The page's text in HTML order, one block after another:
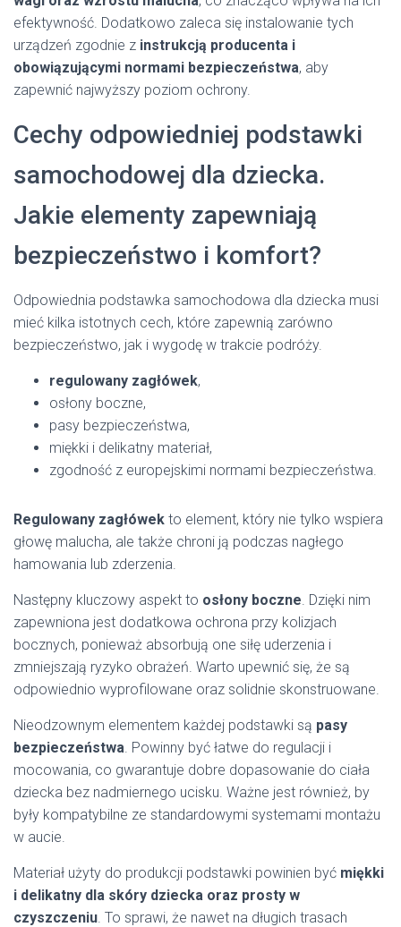
efektywność. Dodatkowo zaleca się instalowanie tych
urządzeń zgodnie z instrukcją producenta i
obowiązującymi normami bezpieczeństwa, aby
zapewnić najwyższy poziom ochrony.
Cechy odpowiedniej podstawki
samochodowej dla dziecka.
Jakie elementy zapewniają
bezpieczeństwo i komfort?
Odpowiednia podstawka samochodowa dla dziecka musi
mieć kilka istotnych cech, które zapewnią zarówno
bezpieczeństwo, jak i wygodę w trakcie podróży.
regulowany zagłówek,
osłony boczne,
pasy bezpieczeństwa,
miękki i delikatny materiał,
zgodność z europejskimi normami bezpieczeństwa.
Regulowany zagłówek to element, który nie tylko wspiera
głowę malucha, ale także chroni ją podczas nagłego
hamowania lub zderzenia.
Następny kluczowy aspekt to osłony boczne. Dzięki nim
zapewniona jest dodatkowa ochrona przy kolizjach
bocznych, ponieważ absorbują one siłę uderzenia i
zmniejszają ryzyko obrażeń. Warto upewnić się, że są
odpowiednio wyprofilowane oraz solidnie skonstruowane.
Nieodzownym elementem każdej podstawki są pasy
bezpieczeństwa. Powinny być łatwe do regulacji i
mocowania, co gwarantuje dobre dopasowanie do ciała
dziecka bez nadmiernego ucisku. Ważne jest również, by
były kompatybilne ze standardowymi systemami montażu
w aucie.
Materiał użyty do produkcji podstawki powinien być miękki
i delikatny dla skóry dziecka oraz prosty w
czyszczeniu. To sprawi, że nawet na długich trasach